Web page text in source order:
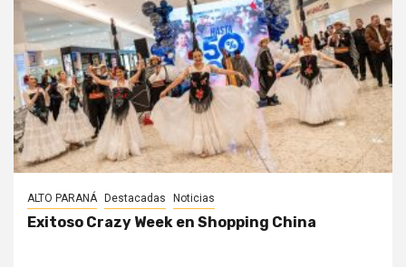
ALTO PARANÁ Destacadas Noticias
Exitoso Crazy Week en Shopping China